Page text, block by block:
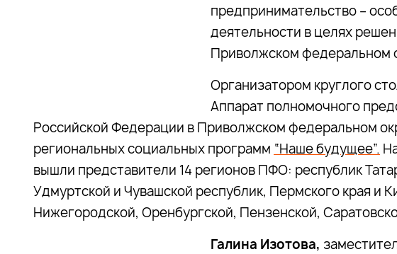
предпринимательство –
деятельности в целях
Приволжском федеральном
Организатором круглого
Аппарат полномочного
Российской Федерации в Приволжском федеральном
региональных социальных программ “Наше будущее”.
вышли представители 14 регионов ПФО: республик
Удмуртской и Чувашской республик, Пермского края и
Нижегородской, Оренбургской, Пензенской,
Галина Изотова,